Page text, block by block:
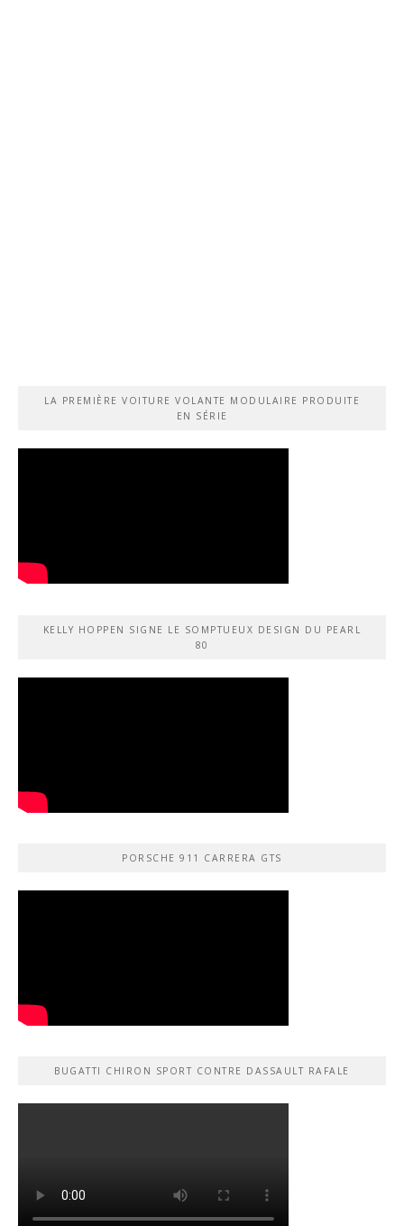
LA PREMIÈRE VOITURE VOLANTE MODULAIRE PRODUITE
EN SÉRIE
KELLY HOPPEN SIGNE LE SOMPTUEUX DESIGN DU PEARL
80
PORSCHE 911 CARRERA GTS
BUGATTI CHIRON SPORT CONTRE DASSAULT RAFALE